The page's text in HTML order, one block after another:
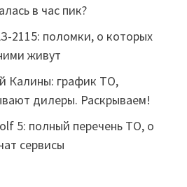
в час пик?
2115: поломки, о которых
живут
Калины: график ТО,
дилеры. Раскрываем!
5: полный перечень ТО, о
сервисы